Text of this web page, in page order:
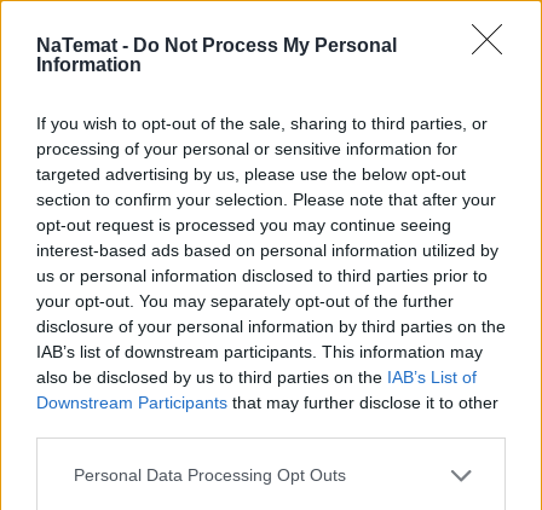
NaTemat - Do Not Process My Personal
Information
If you wish to opt-out of the sale, sharing to third parties, or
processing of your personal or sensitive information for
targeted advertising by us, please use the below opt-out
section to confirm your selection. Please note that after your
opt-out request is processed you may continue seeing
interest-based ads based on personal information utilized by
us or personal information disclosed to third parties prior to
your opt-out. You may separately opt-out of the further
disclosure of your personal information by third parties on the
IAB’s list of downstream participants. This information may
also be disclosed by us to third parties on the IAB’s List of
Downstream Participants that may further disclose it to other
Personal Data Processing Opt Outs
W innych przypadkach wątpliwości dotyczące naszego
stanu zdrowia powinniśmy skonsultować z lekarzem
pierwszego kontaktu. Specjalista ma obowiązek udzielić
nam wszelkich dodatkowych informacji.
Osoby, które wykazują objawy infekcji, leczone są
objawowo. Lekarze starają się pomagać indywidualnie
każdemu pacjentowi i łagodzić dolegliwości, które są dla
nich najbardziej uciążliwe. Opieka nad chorymi ma na
celu wsparcie systemu immunologicznego w walce z
infekcją. W niektórych przypadkach stosuje się leki
antyretrowirusowe, podawane w terapii HIV.